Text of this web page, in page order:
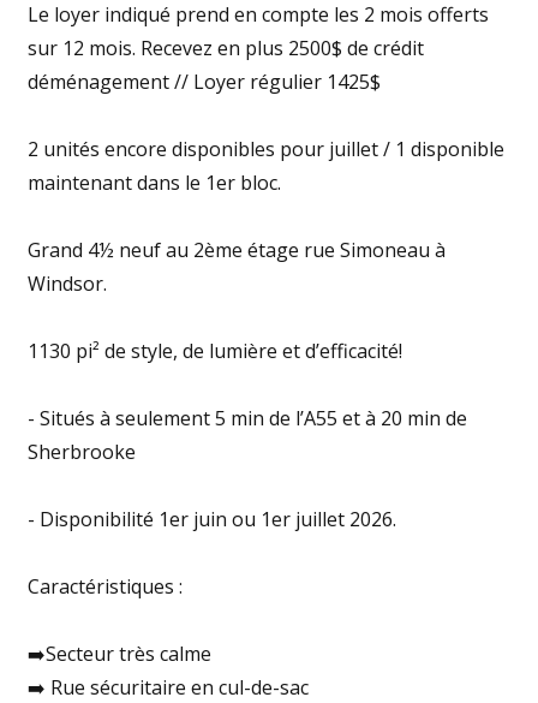
Le loyer indiqué prend en compte les 2 mois offerts
sur 12 mois. Recevez en plus 2500$ de crédit
déménagement // Loyer régulier 1425$
2 unités encore disponibles pour juillet / 1 disponible
maintenant dans le 1er bloc.
Grand 4½ neuf au 2ème étage rue Simoneau à
Windsor.
1130 pi² de style, de lumière et d’efficacité!
- Situés à seulement 5 min de l’A55 et à 20 min de
Sherbrooke
- Disponibilité 1er juin ou 1er juillet 2026.
Caractéristiques :
➡️Secteur très calme
➡️ Rue sécuritaire en cul-de-sac